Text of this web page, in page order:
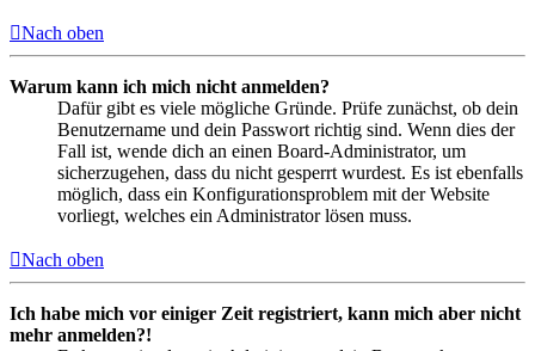
Nach oben
Warum kann ich mich nicht anmelden?
Dafür gibt es viele mögliche Gründe. Prüfe zunächst, ob dein
Benutzername und dein Passwort richtig sind. Wenn dies der
Fall ist, wende dich an einen Board-Administrator, um
sicherzugehen, dass du nicht gesperrt wurdest. Es ist ebenfalls
möglich, dass ein Konfigurationsproblem mit der Website
vorliegt, welches ein Administrator lösen muss.
Nach oben
Ich habe mich vor einiger Zeit registriert, kann mich aber nicht
mehr anmelden?!